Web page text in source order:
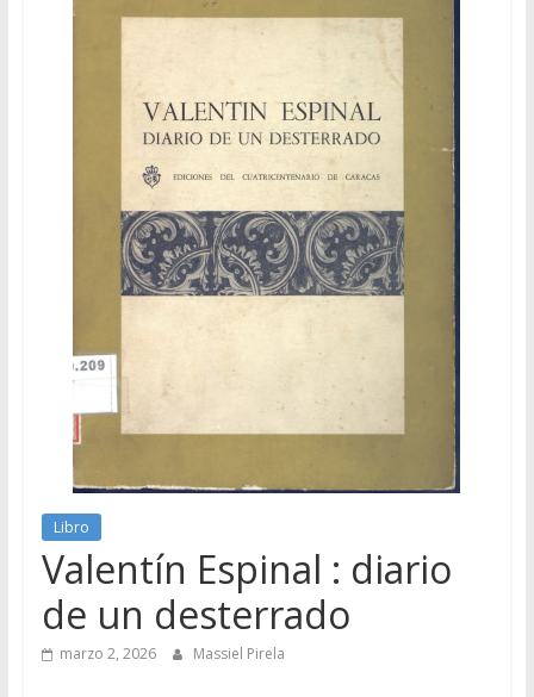
Libro
Valentín Espinal : diario
de un desterrado
marzo 2, 2026 Massiel Pirela